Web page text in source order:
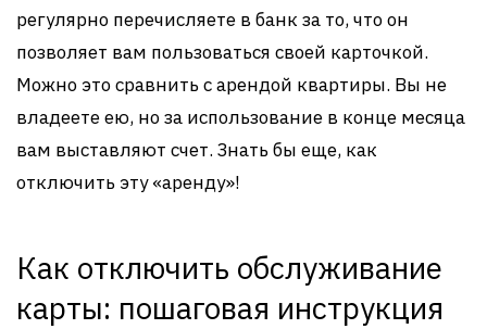
регулярно перечисляете в банк за то, что он
позволяет вам пользоваться своей карточкой.
Можно это сравнить с арендой квартиры. Вы не
владеете ею, но за использование в конце месяца
вам выставляют счет. Знать бы еще, как
отключить эту «аренду»!
Как отключить обслуживание
карты: пошаговая инструкция